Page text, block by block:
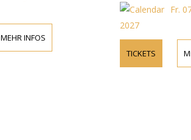
MEHR INFOS
Fr.
2027
TICKETS